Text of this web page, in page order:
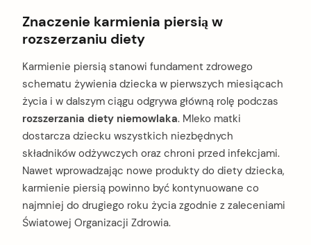
Znaczenie karmienia piersią w
rozszerzaniu diety
Karmienie piersią stanowi fundament zdrowego
schematu żywienia dziecka w pierwszych miesiącach
życia i w dalszym ciągu odgrywa główną rolę podczas
rozszerzania diety niemowlaka. Mleko matki
dostarcza dziecku wszystkich niezbędnych
składników odżywczych oraz chroni przed infekcjami.
Nawet wprowadzając nowe produkty do diety dziecka,
karmienie piersią powinno być kontynuowane co
najmniej do drugiego roku życia zgodnie z zaleceniami
Światowej Organizacji Zdrowia.